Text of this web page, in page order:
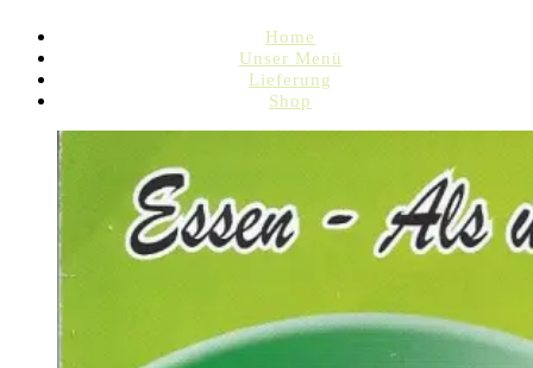
Home
Unser Menü
Lieferung
Shop